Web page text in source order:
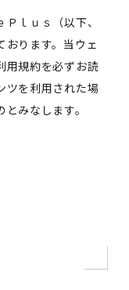
ｌｕｓ（以下、
おります。当ウェ
用規約を必ずお読
ツを利用された場
みなします。